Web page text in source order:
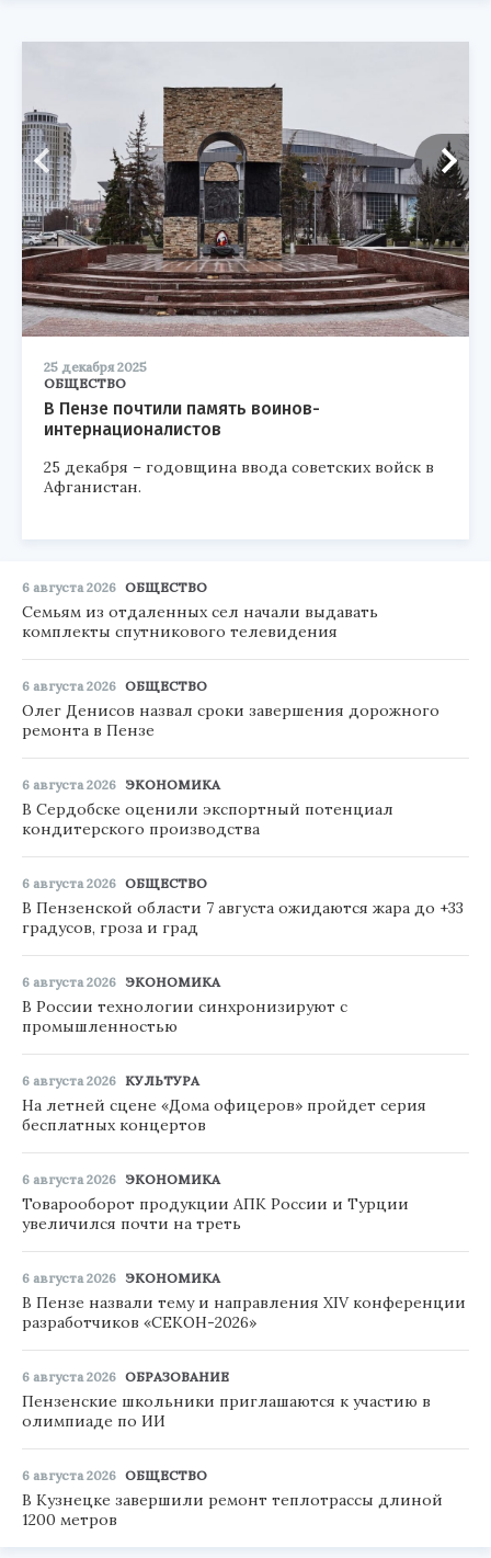
25 декабря 2025
ОБЩЕСТВО
В Пензе почтили память воинов-
интернационалистов
25 декабря – годовщина ввода советских войск в
Афганистан.
6 августа 2026 ОБЩЕСТВО
Семьям из отдаленных сел начали выдавать
комплекты спутникового телевидения
6 августа 2026 ОБЩЕСТВО
Олег Денисов назвал сроки завершения дорожного
ремонта в Пензе
6 августа 2026 ЭКОНОМИКА
В Сердобске оценили экспортный потенциал
кондитерского производства
6 августа 2026 ОБЩЕСТВО
В Пензенской области 7 августа ожидаются жара до +33
градусов, гроза и град
6 августа 2026 ЭКОНОМИКА
В России технологии синхронизируют с
промышленностью
6 августа 2026 КУЛЬТУРА
На летней сцене «Дома офицеров» пройдет серия
бесплатных концертов
6 августа 2026 ЭКОНОМИКА
Товарооборот продукции АПК России и Турции
увеличился почти на треть
6 августа 2026 ЭКОНОМИКА
В Пензе назвали тему и направления XIV конференции
разработчиков «СЕКОН-2026»
6 августа 2026 ОБРАЗОВАНИЕ
Пензенские школьники приглашаются к участию в
олимпиаде по ИИ
6 августа 2026 ОБЩЕСТВО
В Кузнецке завершили ремонт теплотрассы длиной
1200 метров